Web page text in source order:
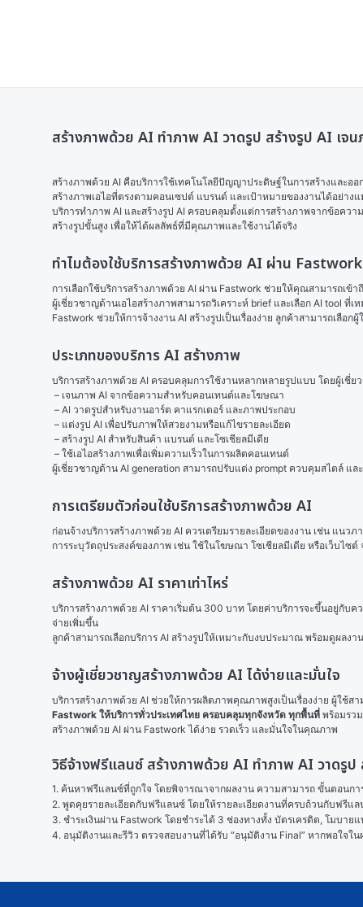
สร้างภาพด้วย AI ทําภาพ AI วาดรูป สร้างรูป AI เจ
สร้างภาพด้วย AI คือบริการใช้เทคโนโลยีปัญญาประดิษฐ์ในการสร้างและอ
สร้างภาพเอไอที่ตรงตามคอนเซปต์ แบรนด์ และเป้าหมายของงานได้อย่าง
บริการทําภาพ AI และสร้างรูป AI ครอบคลุมตั้งแต่การสร้างภาพจากข้อควา
สร้างรูปขั้นสูง เพื่อให้ได้ผลลัพธ์ที่มีคุณภาพและใช้งานได้จริง
ทำไมต้องใช้บริการสร้างภาพด้วย AI ผ่าน Fastwork
การเลือกใช้บริการสร้างภาพด้วย AI ผ่าน Fastwork ช่วยให้คุณสามารถเข้
ผู้เชี่ยวชาญด้านเอไอสร้างภาพสามารถวิเคราะห์ brief และเลือก AI tool
Fastwork ช่วยให้การจ้างงาน AI สร้างรูปเป็นเรื่องง่าย ลูกค้าสามารถเลือ
ประเภทของบริการ AI สร้างภาพ
บริการสร้างภาพด้วย AI ครอบคลุมการใช้งานหลากหลายรูปแบบ โดยผู้เชี่ย
– เจนภาพ AI จากข้อความสำหรับคอนเทนต์และโฆษณา
– AI วาดรูปสำหรับงานอาร์ต คาแรกเตอร์ และภาพประกอบ
– แต่งรูป AI เพื่อปรับภาพให้สวยงามหรือแก้ไขรายละเอียด
– สร้างรูป AI สำหรับสินค้า แบรนด์ และโซเชียลมีเดีย
– ใช้เอไอสร้างภาพเพื่อเพิ่มความเร็วในการผลิตคอนเทนต์
ผู้เชี่ยวชาญด้าน AI generation สามารถปรับแต่ง prompt ควบคุมสไตล์ แ
การเตรียมตัวก่อนใช้บริการสร้างภาพด้วย AI
ก่อนจ้างบริการสร้างภาพด้วย AI ควรเตรียมรายละเอียดของงาน เช่น แนว
การระบุวัตถุประสงค์ของภาพ เช่น ใช้ในโฆษณา โซเชียลมีเดีย หรือเว็บไ
สร้างภาพด้วย AI ราคาเท่าไหร่
บริการสร้างภาพด้วย AI ราคาเริ่มต้น 300 บาท โดยค่าบริการจะขึ้นอยู่กับ
จ่ายเพิ่มขึ้น
ลูกค้าสามารถเลือกบริการ AI สร้างรูปให้เหมาะกับงบประมาณ พร้อมดูผล
จ้างผู้เชี่ยวชาญสร้างภาพด้วย AI ได้ง่ายและมั่นใจ
บริการสร้างภาพด้วย AI ช่วยให้การผลิตภาพคุณภาพสูงเป็นเรื่องง่าย ผู้ใช้ส
Fastwork ให้บริการทั่วประเทศไทย ครอบคลุมทุกจังหวัด ทุกพื้นที่ พร้อมรว
สร้างภาพด้วย AI ผ่าน Fastwork ได้ง่าย รวดเร็ว และมั่นใจในคุณภาพ
วิธีจ้างฟรีแลนซ์ สร้างภาพด้วย AI ทําภาพ AI วาดรู
1. ค้นหาฟรีแลนซ์ที่ถูกใจ โดยพิจารณาจากผลงาน ความสามารถ ขั้นตอนกา
2. พูดคุยรายละเอียดกับฟรีแลนซ์ โดยให้รายละเอียดงานที่ครบถ้วนกับฟรี
3. ชำระเงินผ่าน Fastwork โดยชำระได้ 3 ช่องทางทั้ง บัตรเครดิต, โมบา
4. อนุมัติงานและรีวิว ตรวจสอบงานที่ได้รับ “อนุมัติงาน Final” หากพอใจใ